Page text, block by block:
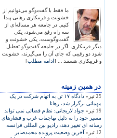
ما فقط با گفت‌وگو می‌توانیم از
خشونت و فریبکاری رهایی پیدا
کنیم. در جامعه هر مساله‌ای از
سه راه رفع می‌شود، یکی
گفت‌وگوست، یکی خشونت و
دیگر فریبکاری. اگر در جامعه گفت‌وگو تعطیل
شود دو رقیبی که جای آن را می‌گیرند، خشونت
و فریبکاری هستند ... [ادامه مطلب]
در همين زمينه
25 تیر»
دادگاه ۱۷ تن به اتهام شرکت در يک
مهمانی برگزار شد، رهانا
19 تیر»
جواد لاريجانی: نظام قضائی نمی تواند
مسير خود را به دليل تهاجمات غرب و فشارهای
رسانه ای تغيير دهد، راديو بين المللی فرانسه
12 تیر»
آخرین وضعیت پرونده محمدصابر